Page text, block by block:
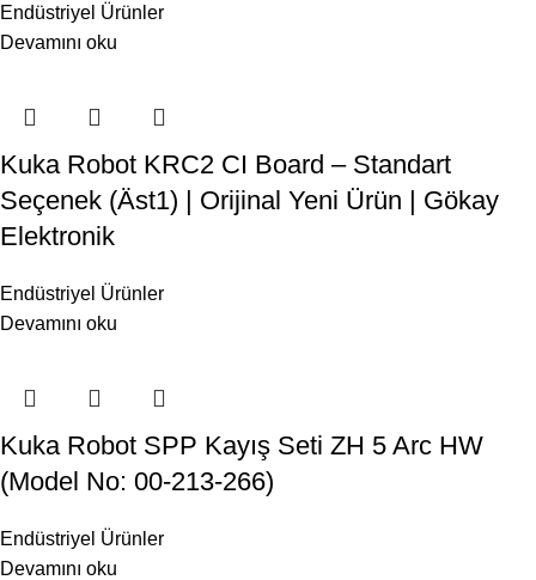
Endüstriyel Ürünler
Devamını oku
Kuka Robot KRC2 CI Board – Standart
Seçenek (Äst1) | Orijinal Yeni Ürün | Gökay
Elektronik
Endüstriyel Ürünler
Devamını oku
Kuka Robot SPP Kayış Seti ZH 5 Arc HW
(Model No: 00-213-266)
Endüstriyel Ürünler
Devamını oku